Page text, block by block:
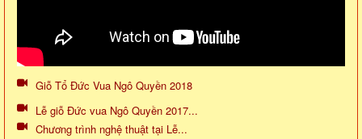
Giỗ Tổ Đức Vua Ngô Quyền 2018
Lễ giỗ Đức vua Ngô Quyền 2017...
Chương trình nghệ thuật tại Lễ...